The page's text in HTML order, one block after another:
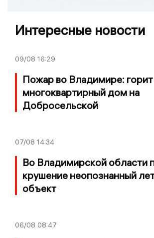
Интересные новости
09/08 16:29
Пожар во Владимире: горит
многоквартирный дом на
Добросельской
07/08 14:34
Во Владимирской области
крушение неопознанный
объект
06/08 08:47